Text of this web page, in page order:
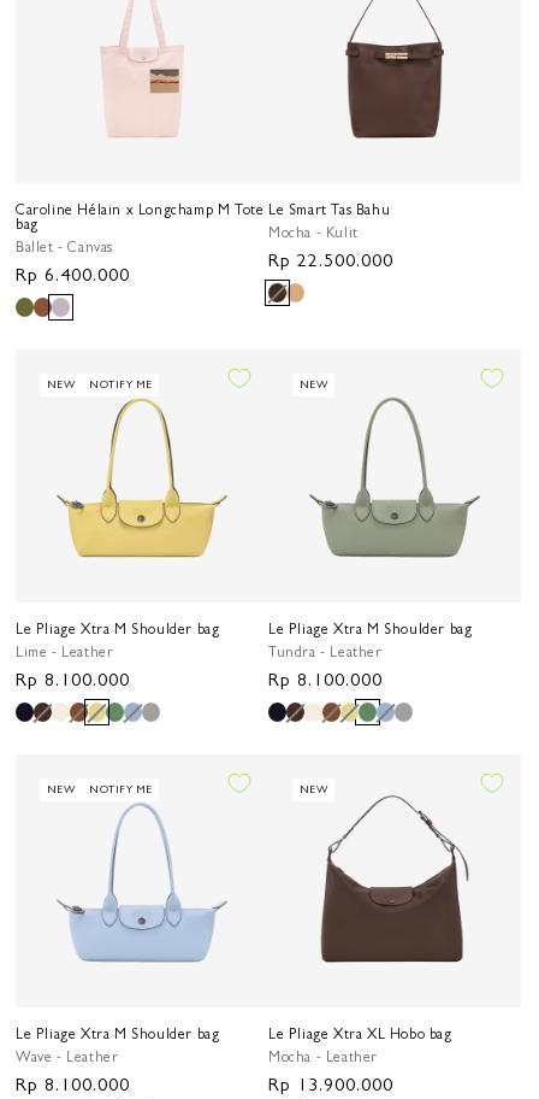
Caroline Hélain x Longchamp M Tote
bag
Ballet - Canvas
Harga
reguler
Rp 6.400.000
Le Smart Tas Bahu
Mocha - Kulit
Harga
reguler
Rp 22.500.000
NEW NOTIFY ME
Le Pliage Xtra M Shoulder bag
Lime - Leather
Harga
reguler
Rp 8.100.000
NEW
Le Pliage Xtra M Shoulder bag
Tundra - Leather
Harga
reguler
Rp 8.100.000
NEW NOTIFY ME
Le Pliage Xtra M Shoulder bag
Wave - Leather
Harga
Rp 8.100.000
NEW
Le Pliage Xtra XL Hobo bag
Mocha - Leather
Harga
Rp 13.900.000